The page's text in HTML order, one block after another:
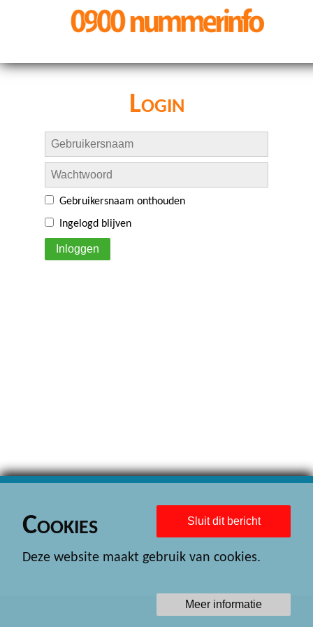
Login
Gebruikersnaam onthouden
Ingelogd blijven
Inloggen
Sluit dit bericht
Cookies
Deze website maakt gebruik van cookies.
Meer informatie